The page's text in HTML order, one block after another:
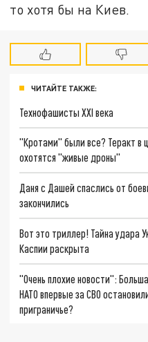
то хотя бы на Киев.
ЧИТАЙТЕ ТАКЖЕ:
Технофашисты XXI века
"Кротами" были все? Теракт в
охотятся "живые дроны"
Даня с Дашей спаслись от
закончились
Вот это триллер! Тайна удара
Каспии раскрыта
"Очень плохие новости":
НАТО впервые за СВО
приграничье?